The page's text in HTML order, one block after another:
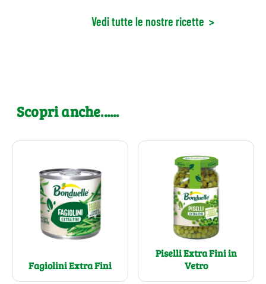
Vedi tutte le nostre ricette >
Scopri anche......
Fagiolini Extra Fini
Piselli Extra Fini in
Vetro